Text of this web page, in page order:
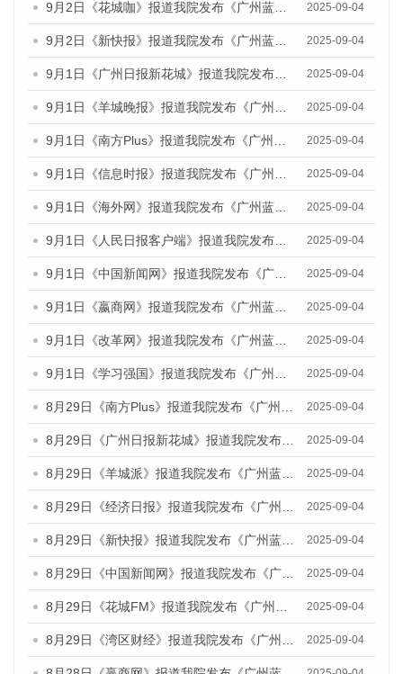
2025-09-04
2025-09-04
2025-09-04
2025-09-04
2025-09-04
2025-09-04
2025-09-04
2025-09-04
2025-09-04
2025-09-04
2025-09-04
2025-09-04
2025-09-04
2025-09-04
2025-09-04
2025-09-04
2025-09-04
2025-09-04
2025-09-04
2025-09-04